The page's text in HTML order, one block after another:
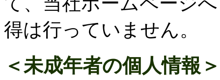
得は行っていません。
＜未成年者の個人情報＞